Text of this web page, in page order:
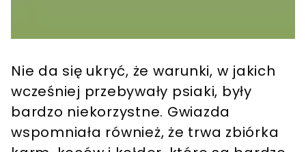
Nie da się ukryć, że warunki, w jakich
wcześniej przebywały psiaki, były
bardzo niekorzystne. Gwiazda
wspomniała również, że trwa zbiórka